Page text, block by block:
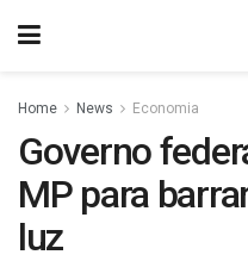
Home News Economia
Governo
MP para
luz